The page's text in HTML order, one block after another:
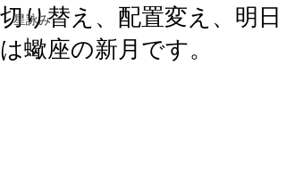
星詠み
切り替え、配置変え、明日
は蠍座の新月です。